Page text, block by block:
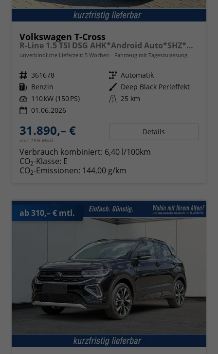
Volkswagen T-Cross
R-Line 1.5 TSI DSG AHK*Android Auto*SHZ*Matrix-LED*Kamera*Keyless*18"
unverbindliche Lieferzeit: 5 Wochen Fahrzeug mit Tageszulassung
Fahrzeugnr. 361678 Getriebe Automatik
Kraftstoff Benzin Außenfarbe Deep Black Perleffekt
Leistung 110 kW (150 PS) Kilometerstand 25 km
01.06.2026
31.890,– €
incl. 19% MwSt.
Details
Verbrauch kombiniert: 6,40 l/100km
CO2-Klasse: E
CO2-Emissionen: 144,00 g/km
ab 310,– € mtl.